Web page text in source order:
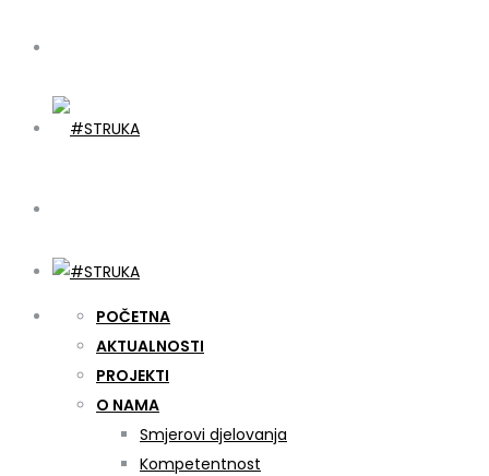
POČETNA
AKTUALNOSTI
PROJEKTI
O NAMA
Smjerovi djelovanja
Kompetentnost